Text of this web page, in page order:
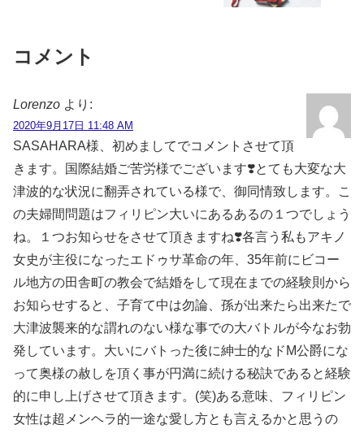
コメント
Lorenzo より:
2020年9月17日 11:48 AM
SASAHARA様、初めましてでコメントさせて頂
きます。国際結婚ご苦労様でございます❣️とても大変な大
津波的な状況に翻弄されている様で、御同情致します。こ
の夫婦間問題はフィリピン大いにあるあるの１つでしょう
ね。１つお知らせをさせて頂きますね❣️各言う私もアキノ
女史が主役になったエドゥサ革命の年、35年前にビコー
ル地方の田舎町の教会で結婚をして現在までの経験則から
お知らせすると、子育て中は勿論、孫が出来たら出来たで
大津波襲来的な謂れのない様な事での大バトルが今なお勃
発しています。大いにバトった後に紳士的なドM公爵にな
って奥様の赦しを頂く事が円満に続ける秘訣であると経験
的に申し上げさせて頂きます。(笑)ある意味、フィリピン
女性は超メンヘラ的一途な愛し方とも言えるかと思うの